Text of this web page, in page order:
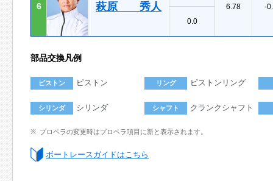
6 萩原 秀人
6.78
-
0.0
部品交換凡例
ピストン ピストン リング ピストンリング
シリンダ シリンダ シャフト クランクシャフト
プロペラの変更時はプロペラ項目に新と表示されます。
ボートレースガイドはこちら